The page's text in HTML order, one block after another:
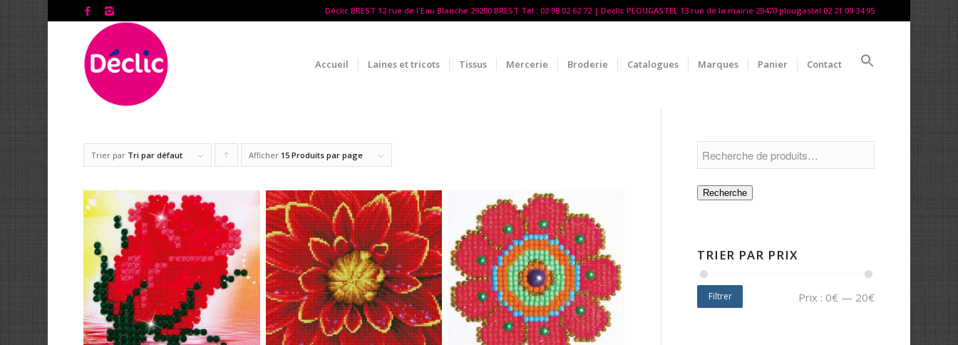
Déclic BREST 12 rue de l'Eau Blanche 29200 BREST Tél : 02 98 02 62 72 | Declic PLOUGASTEL 13 rue de la mairie 29470 plougastel 02 21 09 34 95
Accueil Laines et tricots Tissus Mercerie Broderie Catalogues Marques Panier Contact
Trier par Tri par défaut Cliquer
les
produits
en
ordre
ascendant
Afficher 15 Produits par page
Recherche
TRIER PAR PRIX
Filtrer Prix : 0€— 20€